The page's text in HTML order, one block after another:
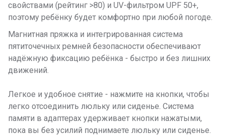
свойствами (рейтинг >80) и UV-фильтром UPF 50+,
поэтому ребёнку будет комфортно при любой погоде.
Магнитная пряжка и интегрированная система
пятиточечных ремней безопасности обеспечивают
надёжную фиксацию ребёнка - быстро и без лишних
движений.
Легкое и удобное снятие - нажмите на кнопки, чтобы
легко отсоединить люльку или сиденье. Система
памяти в адаптерах удерживает кнопки нажатыми,
пока вы без усилий поднимаете люльку или сиденье.